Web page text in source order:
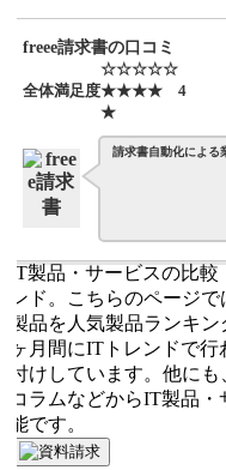
freee請求書の口コミ
全体満足度
☆☆☆☆☆
★★★★
4
請求書自動化による業
製品・サービスの比較
ド。こちらのページで
品を人気製品ランキン
月間にITトレンドで行
けしています。他にも
ラムなどからIT製品・
です。